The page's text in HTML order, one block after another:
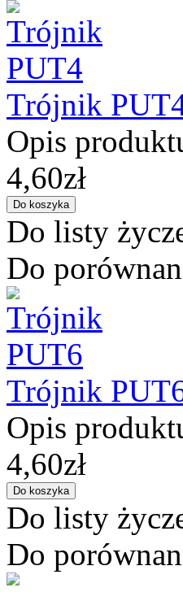
Trójnik
Opis
4,60zł
Do listy
Do
Trójnik
Opis
4,60zł
Do listy
Do